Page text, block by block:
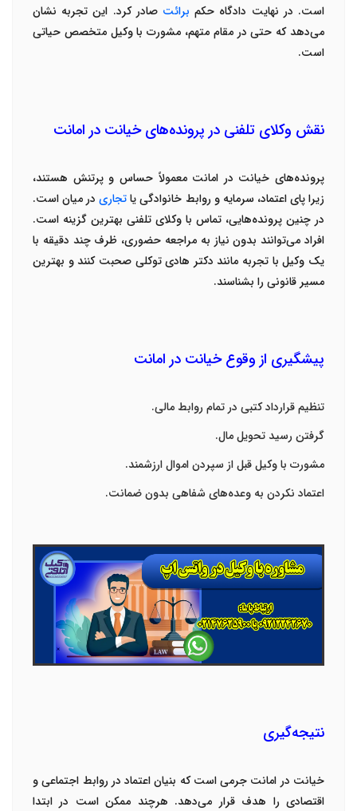
است. در نهایت دادگاه حکم برائت صادر کرد. این تجربه نشان
می‌دهد که حتی در مقام متهم، مشورت با وکیل متخصص حیاتی
است.
نقش وکلای تلفنی در پرونده‌های خیانت در امانت
پرونده‌های خیانت در امانت معمولاً حساس و پرتنش هستند،
زیرا پای اعتماد، سرمایه و روابط خانوادگی یاتجاری در میان است.
در چنین پرونده‌هایی، تماس با وکلای تلفنی بهترین گزینه است.
افراد می‌توانند بدون نیاز به مراجعه حضوری، ظرف چند دقیقه با
یک وکیل با تجربه مانند دکتر هادی توکلی صحبت کنند و بهترین
مسیر قانونی را بشناسند.
پیشگیری از وقوع خیانت در امانت
تنظیم قرارداد کتبی در تمام روابط مالی.
گرفتن رسید تحویل مال.
مشورت با وکیل قبل از سپردن اموال ارزشمند.
اعتماد نکردن به وعده‌های شفاهی بدون ضمانت.
نتیجه‌گیری
خیانت در امانت جرمی است که بنیان اعتماد در روابط اجتماعی و
اقتصادی را هدف قرار می‌دهد. هرچند ممکن است در ابتدا